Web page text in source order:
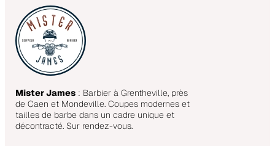
Mister James : Barbier à Grentheville, près
de Caen et Mondeville. Coupes modernes et
tailles de barbe dans un cadre unique et
décontracté. Sur rendez-vous.